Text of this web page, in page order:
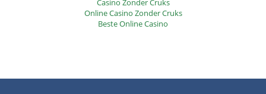
jaar. Deze subsidie maakte onderdeel uit van de regeling Duurzame
warmte voor bestaande woningen, die in 2011 is beëindigd.
Casino Zonder Cruks
Online Casino Zonder Cruks
Beste Online Casino